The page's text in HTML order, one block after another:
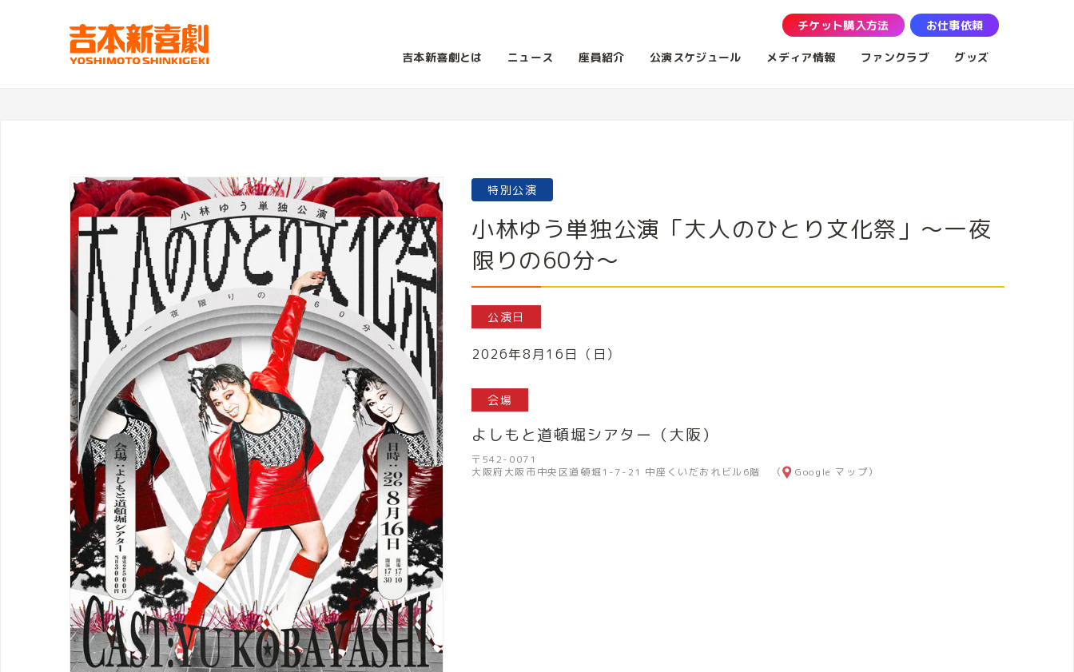
チケット購入方法 お仕事依頼
吉本新喜劇とは ニュース 座員紹介 公演スケジュール メディア情報 ファンクラブ グッズ
特別公演
小林ゆう単独公演「大人のひとり文化祭」～一夜
限りの60分～
公演日
2026年8月16日（日）
会場
よしもと道頓堀シアター（大阪）
〒542-0071
大阪府大阪市中央区道頓堀1-7-21 中座くいだおれビル6階 （
Google マップ）